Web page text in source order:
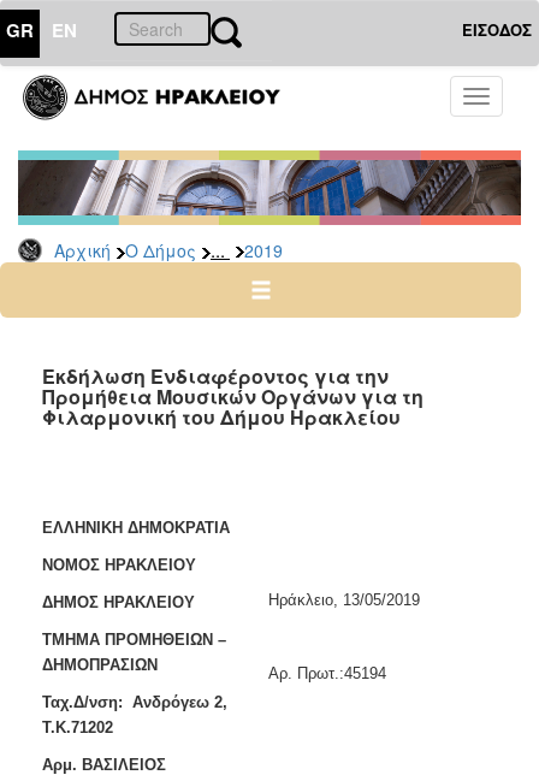
GR EN ΕΙΣΟΔΟΣ
Toggle
Αρχική Ο Δήμος ... 2019
ΔΗΜΟΣ
Διακηρύξεις
Δημοπρασίες
Αρχείο
2025
2023
2022
2019
2018
2017
2016
2015
2013
Εκδήλωση Ενδιαφέροντος για την
Προμήθεια Μουσικών Οργάνων για τη
Φιλαρμονική του Δήμου Ηρακλείου
ΕΛΛΗΝΙΚΗ ΔΗΜΟΚΡΑΤΙΑ
ΝΟΜΟΣ ΗΡΑΚΛΕΙΟΥ
ΔΗΜΟΣ ΗΡΑΚΛΕΙΟΥ
ΤΜΗΜΑ ΠΡΟΜΗΘΕΙΩΝ –
ΔΗΜΟΠΡΑΣΙΩΝ
Ταχ.Δ/νση: Ανδρόγεω 2,
Τ.Κ.71202
Αρμ. ΒΑΣΙΛΕΙΟΣ
Ηράκλειο, 13/05/2019
Aρ. Πρωτ.:45194